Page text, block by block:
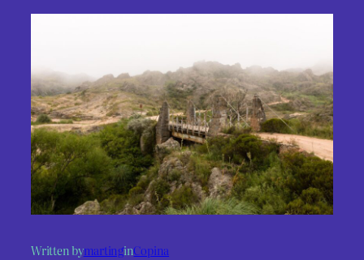
Written bymartinginCopina